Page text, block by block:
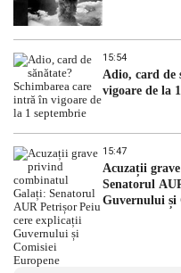
15:54
Adio, card de
vigoare de la
15:47
Acuzații
Senatorul
Guvernului și